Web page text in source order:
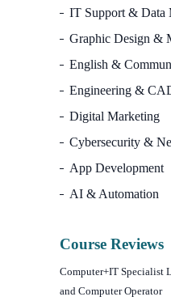
IT Support & Data
Graphic Design &
English &
Engineering &
Digital Marketing
Cybersecurity &
App Development
AI & Automation
Course Reviews
Computer+IT Specialist
and Computer Operator